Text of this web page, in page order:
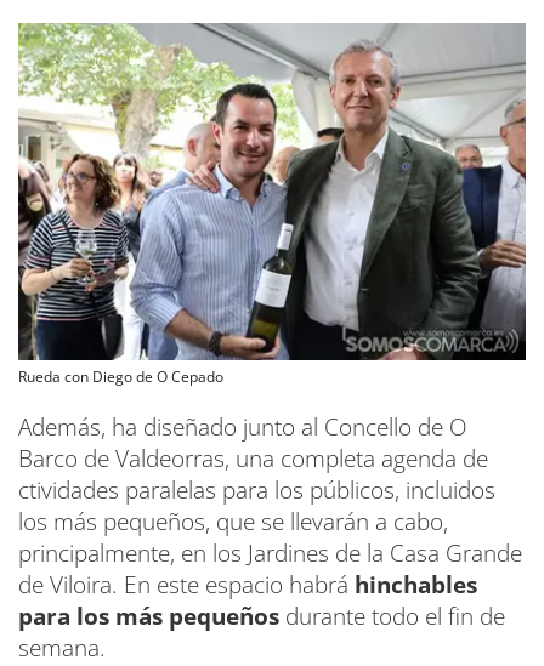
Rueda con Diego de O Cepado
Además, ha diseñado junto al Concello de O
Barco de Valdeorras, una completa agenda de
ctividades paralelas para los públicos, incluidos
los más pequeños, que se llevarán a cabo,
principalmente, en los Jardines de la Casa Grande
de Viloira. En este espacio habrá hinchables
para los más pequeños durante todo el fin de
semana.